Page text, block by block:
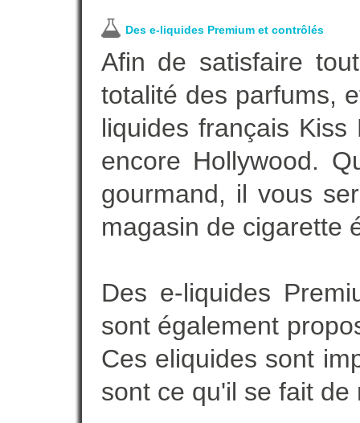
Des e-liquides Premium et contrôlés
Afin de satisfaire
totalité des parfums,
liquides français
encore Hollywood.
gourmand, il vous
magasin de cigarette
Des e-liquides
sont également
Ces eliquides sont
sont ce qu'il se fait